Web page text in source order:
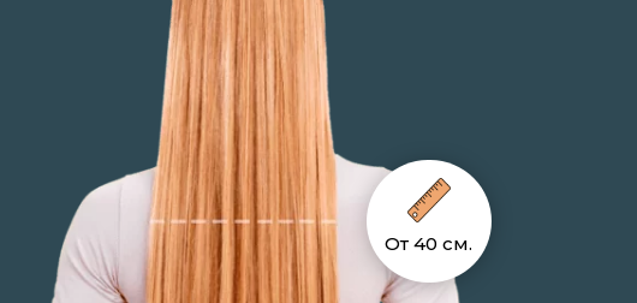
От 40 см.